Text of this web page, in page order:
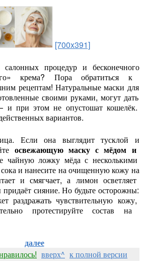
[700x391]
салонных процедур и бесконечного
крема? Пораобратиться к
рецептам! Натуральные маски для
своими руками, могут дать
и при этом не опустошаткошелёк.
вариантов.
Если она выглядиттусклой и
освежающуюмаскус мёдом и
чайнуюложку мёдас несколькими
сокаи нанесите наочищеннуюкожу на
и смягчает, а лимон осветляет
придаётсияние. Но будьте осторожны:
раздражать чувствительную кожу,
протестируйтесостав на
далее
вверх^ к полной версии